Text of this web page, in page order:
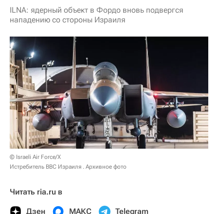
ILNA: ядерный объект в Фордо вновь подвергся
нападению со стороны Израиля
© Israeli Air Force/X
Истребитель ВВС Израиля . Архивное фото
Читать ria.ru в
Дзен МАКС Telegram